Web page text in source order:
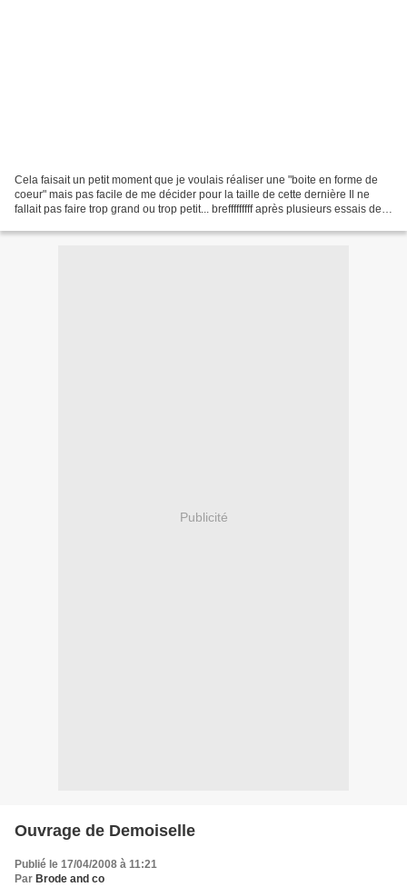
Cela faisait un petit moment que je voulais réaliser une "boite en forme de
coeur" mais pas facile de me décider pour la taille de cette dernière Il ne
fallait pas faire trop grand ou trop petit... brefffffffff après plusieurs essais de
Publicité
Ouvrage de Demoiselle
Publié le 17/04/2008 à 11:21
Par Brode and co